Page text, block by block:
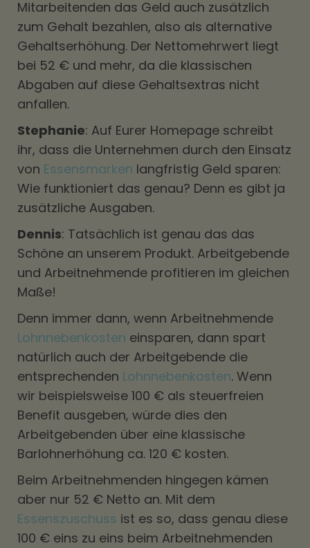
Mitarbeitenden das Geld auch zusätzlich
zum Gehalt bezahlen, also als alternative
Gehaltserhöhung. Der Nettomehrwert liegt
bei 52 € und mehr, da die klassischen
Abgaben auf diese Gehaltsextras nicht
anfallen.
Stephanie: Auf Eurer Homepage schreibt
ihr, dass die Unternehmen durch den Einsatz
von Essensmarken langfristig Geld sparen:
Wie funktioniert das genau? Denn es gibt ja
zusätzliche Ausgaben.
Dennis: Tatsächlich ist genau das das
Schöne an unserem Produkt. Arbeitgebende
und Arbeitnehmende profitieren im gleichen
Maße!
Denn immer dann, wenn Arbeitnehmende
Lohnnebenkosten einsparen, dann spart
natürlich auch der Arbeitgebende die
entsprechenden Lohnnebenkosten. Wenn
wir beispielsweise 100 € als steuerfreien
Benefit ausgeben, würde dies den
Arbeitgebenden über eine klassische
Barlohnerhöhung ca. 120 € kosten.
Beim Arbeitnehmenden hingegen kämen
aber nur 52 € Netto an. Mit dem
Essenszuschuss ist es so, dass genau diese
100 € eins zu eins beim Arbeitnehmenden